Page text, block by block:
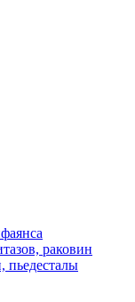
раковин
пьедесталы